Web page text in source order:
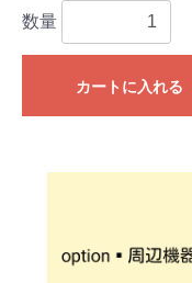
数量
カートに入れる